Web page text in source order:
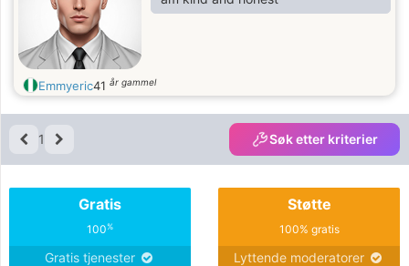
Emmyeric41 år gammel
1 Søk etter kriterier
Gratis
100%
Gratis tjenester
Støtte
100% gratis
Lyttende moderatorer